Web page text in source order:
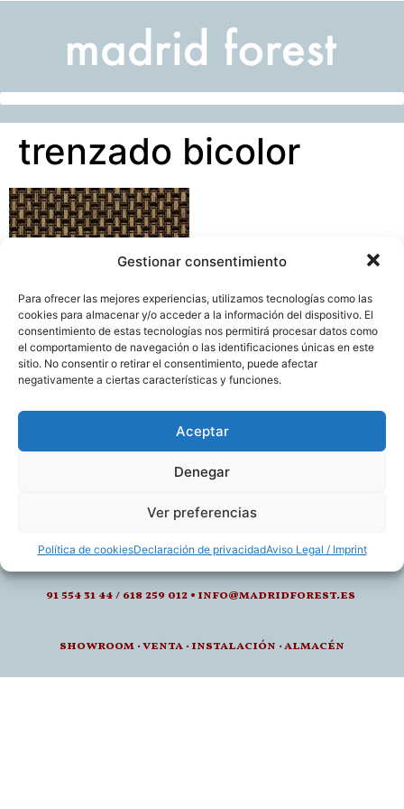
Gestionar consentimiento
Para ofrecer las mejores experiencias, utilizamos tecnologías como las
cookies para almacenar y/o acceder a la información del dispositivo. El
consentimiento de estas tecnologías nos permitirá procesar datos como
el comportamiento de navegación o las identificaciones únicas en este
sitio. No consentir o retirar el consentimiento, puede afectar
negativamente a ciertas características y funciones.
Aceptar
Denegar
Ver preferencias
Política de cookiesDeclaración de privacidadAviso Legal / Imprint
trenzado bicolor
l-v: 8.30-14 / 15-18h
91 554 31 44 / 618 259 012 • info@madridforest.es
showroom ·venta · instalación · almacén